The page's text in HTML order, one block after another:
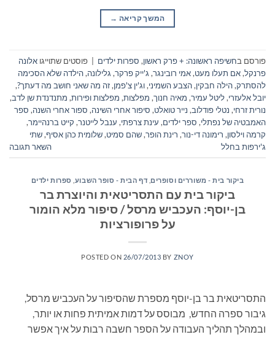
המשך קריאה →
פורסם בחשיפה ראשונה: + פרק ראשון, ספרות ילדים | פוסטים שתוייגו אלונה
פרנקל,אם תעלו מעט,אמי רובינגר, ג'ייק פרקר, גלילונה,הילדה שלא הסכימה
להסתרק,הילה חבקין,הצבע השמיני,וג'ין צ'פמן,זה מה שאני חושב מה דעתך?,
יובל אלעזרי,ליטל עמיר, מאיה חנוך, מפלצות, מפלצות ופירות, מתנדנדת שן לדב,
נורית זרחי, נטלי פודלוב, נייר טואלט, סיפור אחרי השינה, ספור אחרי השנה, ספר
האמבטיה של נפתלי, ספר ילדים, עינת צרפתי, ענבל לייטנר, קייט ברנהיימר,
קרמה וילסון, רימונה די-נור, רינת הופר,שהם סמיט,שלומית כהן אסיף,שתי
ג'ירפות בחלל
השאר תגובה
ביקור בית - משוררים וסופרים דף הבית - סופר השבוע ספרות ילדים
ביקור בית עם התסריטאית והיוצרת בר
בן-יוסף: העכביש מרסל / סיפור מלא הומור
על פרופורציות
POSTED ON 26/07/2013 BY ZNOY
התסריטאית בר בן-יוסף מספרת שהסיפור על העכביש מרסל,
גיבור ספרה החדש, מבוסס על דמות אמיתית פחות או יותר,
ובמהלך תהליך העבודה על הספר חשבה רבות על איך אפשר